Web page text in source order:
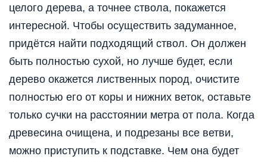
целого дерева, а точнее ствола, покажется
интересной. Чтобы осуществить задуманное,
придётся найти подходящий ствол. Он должен
быть полностью сухой, но лучше будет, если
дерево окажется лиственных пород, очистите
полностью его от коры и нижних веток, оставьте
только сучки на расстоянии метра от пола. Когда
древесина очищена, и подрезаны все ветви,
можно приступить к подставке. Чем она будет